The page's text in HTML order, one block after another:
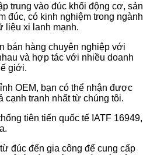
trung vào đúc khối động cơ, sản
đúc, có kinh nghiệm trong ngành
liệu xi lanh mạnh.
bán hàng chuyên nghiệp với
và hợp tác với nhiều doanh
giới.
OEM, bạn có thể nhận được
cạnh tranh nhất từ ​​chúng tôi.
tiên tiến quốc tế IATF 16949,
đúc đến gia công để cung cấp